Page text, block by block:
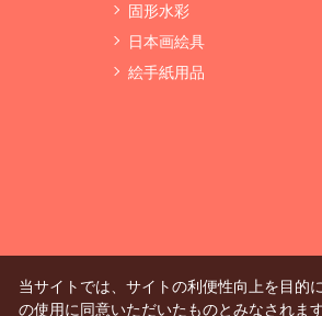
固形水彩
日本画絵具
絵手紙用品
当サイトでは、サイトの利便性向上を目的
の使用に同意いただいたものとみなされます